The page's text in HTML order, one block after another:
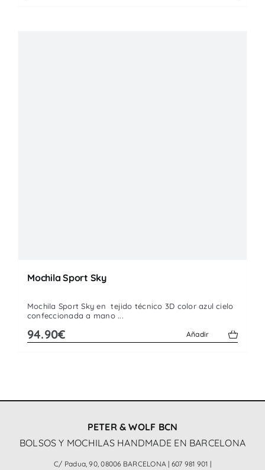
Mochila Sport Sky
Mochila Sport Sky en tejido técnico 3D color azul cielo
confeccionada a mano ...
94.90€ Añadir
PETER & WOLF BCN
BOLSOS Y MOCHILAS HANDMADE EN BARCELONA
C/ Padua, 90, 08006 BARCELONA | 607 981 901 |